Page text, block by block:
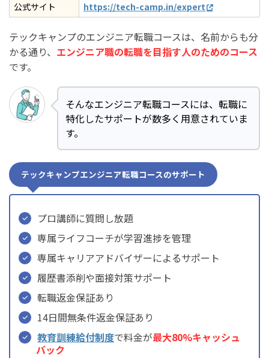
公式サイト https://tech-camp.in/expert
テックキャンプのエンジニア転職コースは、名前からも分
かる通り、 エンジニア職の転職を目指す人のためのコース
です。
そんなエンジニア転職コースには、転職に
特化したサポートが数多く用意されていま
す。
テックキャンプエンジニア転職コースのサポート
プロ講師に質問し放題
専属ライフコーチが学習進捗を管理
専属キャリアアドバイザーによるサポート
履歴書添削や面接対策サポート
転職返金保証あり
14日間無条件返金保証あり
教育訓練給付制度で料金が最大80%キャッシュ
バック